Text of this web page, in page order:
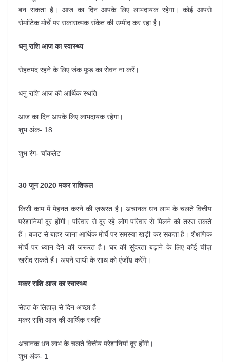
बन सकता है। आज का दिन आपके लिए लाभदायक रहेगा। कोई आपसे
रोमांटिक मोर्चे पर सकारात्मक संकेत की उम्मीद कर रहा है।
धनु राशि आज का स्वास्थ्य
सेहतमंद रहने के लिए जंक फूड का सेवन ना करें।
धनु राशि आज की आर्थिक स्थति
आज का दिन आपके लिए लाभदायक रहेगा।
शुभ अंक- 18
शुभ रंग- चॉकलेट
30 जून 2020 मकर राशिफल
किसी काम में मेहनत करने की ज़रूरत है। अचानक धन लाभ के चलते वित्तीय
परेशानियां दूर होंगी। परिवार से दूर रहे लोग परिवार से मिलने को तरस सकते
हैं। बजट से बाहर जाना आर्थिक मोर्चे पर समस्या खड़ी कर सकता है। शैक्षणिक
मोर्चे पर ध्यान देने की ज़रूरत है। घर की सुंदरता बढ़ाने के लिए कोई चीज़
खरीद सकते हैं। अपने साथी के साथ को एंजॉय़ करेंगे।
मकर राशि आज का स्वास्थ्य
सेहत के लिहाज़ से दिन अच्छा है
मकर राशि आज की आर्थिक स्थति
अचानक धन लाभ के चलते वित्तीय परेशानियां दूर होंगी।
शुभ अंक- 1